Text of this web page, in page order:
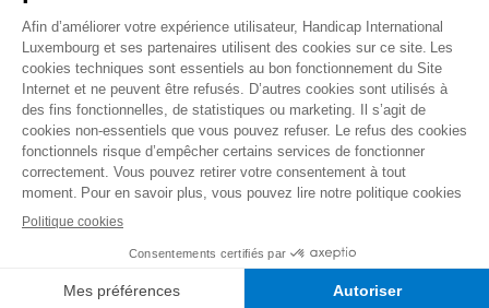
Lire notre rapport annuel
CONTACT
Accessibilité
Mentions légales
Politique de cookies
Mécanisme d'alerte